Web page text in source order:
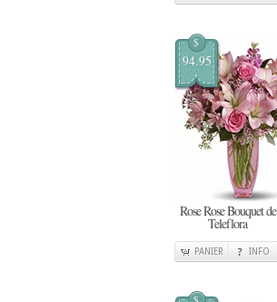
$
94.95
Rose Rose Bouquet de
Teleflora
PANIER INFO